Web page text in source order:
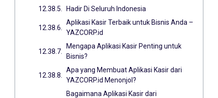
Hadir Di Seluruh Indonesia
Aplikasi Kasir Terbaik untuk Bisnis Anda –
YAZCORP.id
Mengapa Aplikasi Kasir Penting untuk
Bisnis?
Apa yang Membuat Aplikasi Kasir dari
YAZCORP.id Menonjol?
Bagaimana Aplikasi Kasir dari